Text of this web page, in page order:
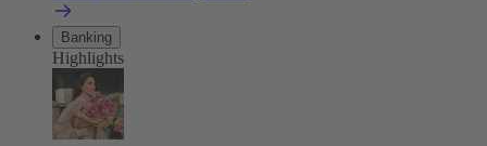
Banking
Highlights